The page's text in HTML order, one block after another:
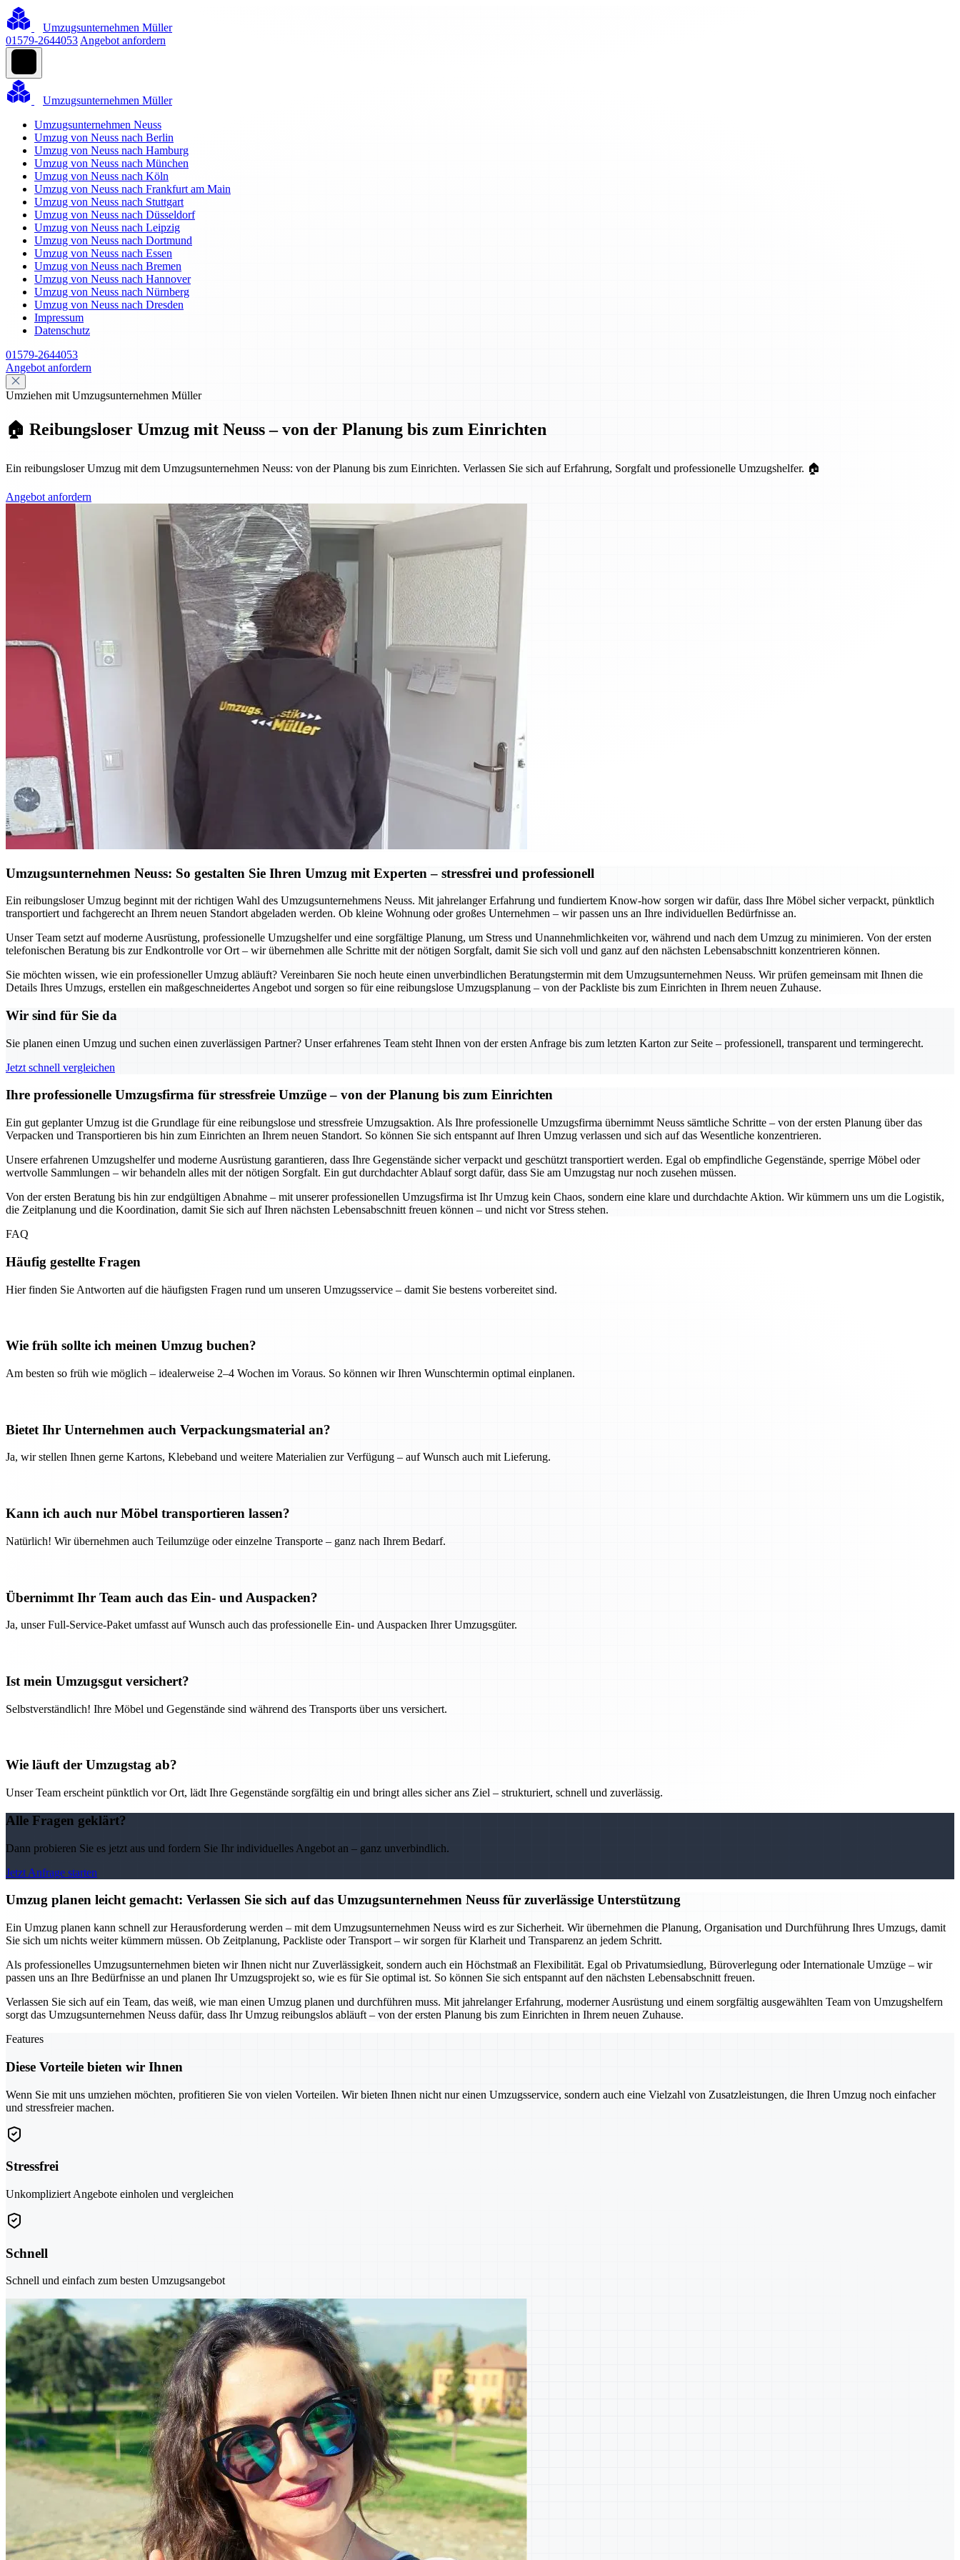
Umzugsunternehmen Müller
01579-2644053 Angebot anfordern
Umzugsunternehmen Müller
Umzugsunternehmen Neuss
Umzug von Neuss nach Berlin
Umzug von Neuss nach Hamburg
Umzug von Neuss nach München
Umzug von Neuss nach Köln
Umzug von Neuss nach Frankfurt am Main
Umzug von Neuss nach Stuttgart
Umzug von Neuss nach Düsseldorf
Umzug von Neuss nach Leipzig
Umzug von Neuss nach Dortmund
Umzug von Neuss nach Essen
Umzug von Neuss nach Bremen
Umzug von Neuss nach Hannover
Umzug von Neuss nach Nürnberg
Umzug von Neuss nach Dresden
Impressum
Datenschutz
01579-2644053
Angebot anfordern
Umziehen mit Umzugsunternehmen Müller
🏠 Reibungsloser Umzug mit Neuss – von der Planung bis zum Einrichten
Ein reibungsloser Umzug mit dem Umzugsunternehmen Neuss: von der Planung bis zum Einrichten. Verlassen Sie sich auf Erfahrung, Sorgfalt und professionelle Umzugshelfer. 🏠
Angebot anfordern
Umzugsunternehmen Neuss: So gestalten Sie Ihren Umzug mit Experten – stressfrei und professionell
Ein reibungsloser Umzug beginnt mit der richtigen Wahl des Umzugsunternehmens Neuss. Mit jahrelanger Erfahrung und fundiertem Know-how sorgen wir dafür, dass Ihre Möbel sicher verpackt, pünktlich
transportiert und fachgerecht an Ihrem neuen Standort abgeladen werden. Ob kleine Wohnung oder großes Unternehmen – wir passen uns an Ihre individuellen Bedürfnisse an.
Unser Team setzt auf moderne Ausrüstung, professionelle Umzugshelfer und eine sorgfältige Planung, um Stress und Unannehmlichkeiten vor, während und nach dem Umzug zu minimieren. Von der ersten
telefonischen Beratung bis zur Endkontrolle vor Ort – wir übernehmen alle Schritte mit der nötigen Sorgfalt, damit Sie sich voll und ganz auf den nächsten Lebensabschnitt konzentrieren können.
Sie möchten wissen, wie ein professioneller Umzug abläuft? Vereinbaren Sie noch heute einen unverbindlichen Beratungstermin mit dem Umzugsunternehmen Neuss. Wir prüfen gemeinsam mit Ihnen die
Details Ihres Umzugs, erstellen ein maßgeschneidertes Angebot und sorgen so für eine reibungslose Umzugsplanung – von der Packliste bis zum Einrichten in Ihrem neuen Zuhause.
Wir sind für Sie da
Sie planen einen Umzug und suchen einen zuverlässigen Partner? Unser erfahrenes Team steht Ihnen von der ersten Anfrage bis zum letzten Karton zur Seite – professionell, transparent und termingerecht.
Jetzt schnell vergleichen
Ihre professionelle Umzugsfirma für stressfreie Umzüge – von der Planung bis zum Einrichten
Ein gut geplanter Umzug ist die Grundlage für eine reibungslose und stressfreie Umzugsaktion. Als Ihre professionelle Umzugsfirma übernimmt Neuss sämtliche Schritte – von der ersten Planung über das
Verpacken und Transportieren bis hin zum Einrichten an Ihrem neuen Standort. So können Sie sich entspannt auf Ihren Umzug verlassen und sich auf das Wesentliche konzentrieren.
Unsere erfahrenen Umzugshelfer und moderne Ausrüstung garantieren, dass Ihre Gegenstände sicher verpackt und geschützt transportiert werden. Egal ob empfindliche Gegenstände, sperrige Möbel oder
wertvolle Sammlungen – wir behandeln alles mit der nötigen Sorgfalt. Ein gut durchdachter Ablauf sorgt dafür, dass Sie am Umzugstag nur noch zusehen müssen.
Von der ersten Beratung bis hin zur endgültigen Abnahme – mit unserer professionellen Umzugsfirma ist Ihr Umzug kein Chaos, sondern eine klare und durchdachte Aktion. Wir kümmern uns um die Logistik,
die Zeitplanung und die Koordination, damit Sie sich auf Ihren nächsten Lebensabschnitt freuen können – und nicht vor Stress stehen.
FAQ
Häufig gestellte Fragen
Hier finden Sie Antworten auf die häufigsten Fragen rund um unseren Umzugsservice – damit Sie bestens vorbereitet sind.
Wie früh sollte ich meinen Umzug buchen?
Am besten so früh wie möglich – idealerweise 2–4 Wochen im Voraus. So können wir Ihren Wunschtermin optimal einplanen.
Bietet Ihr Unternehmen auch Verpackungsmaterial an?
Ja, wir stellen Ihnen gerne Kartons, Klebeband und weitere Materialien zur Verfügung – auf Wunsch auch mit Lieferung.
Kann ich auch nur Möbel transportieren lassen?
Natürlich! Wir übernehmen auch Teilumzüge oder einzelne Transporte – ganz nach Ihrem Bedarf.
Übernimmt Ihr Team auch das Ein- und Auspacken?
Ja, unser Full-Service-Paket umfasst auf Wunsch auch das professionelle Ein- und Auspacken Ihrer Umzugsgüter.
Ist mein Umzugsgut versichert?
Selbstverständlich! Ihre Möbel und Gegenstände sind während des Transports über uns versichert.
Wie läuft der Umzugstag ab?
Unser Team erscheint pünktlich vor Ort, lädt Ihre Gegenstände sorgfältig ein und bringt alles sicher ans Ziel – strukturiert, schnell und zuverlässig.
Alle Fragen geklärt?
Dann probieren Sie es jetzt aus und fordern Sie Ihr individuelles Angebot an – ganz unverbindlich.
Jetzt Anfrage starten
Umzug planen leicht gemacht: Verlassen Sie sich auf das Umzugsunternehmen Neuss für zuverlässige Unterstützung
Ein Umzug planen kann schnell zur Herausforderung werden – mit dem Umzugsunternehmen Neuss wird es zur Sicherheit. Wir übernehmen die Planung, Organisation und Durchführung Ihres Umzugs, damit
Sie sich um nichts weiter kümmern müssen. Ob Zeitplanung, Packliste oder Transport – wir sorgen für Klarheit und Transparenz an jedem Schritt.
Als professionelles Umzugsunternehmen bieten wir Ihnen nicht nur Zuverlässigkeit, sondern auch ein Höchstmaß an Flexibilität. Egal ob Privatumsiedlung, Büroverlegung oder Internationale Umzüge – wir
passen uns an Ihre Bedürfnisse an und planen Ihr Umzugsprojekt so, wie es für Sie optimal ist. So können Sie sich entspannt auf den nächsten Lebensabschnitt freuen.
Verlassen Sie sich auf ein Team, das weiß, wie man einen Umzug planen und durchführen muss. Mit jahrelanger Erfahrung, moderner Ausrüstung und einem sorgfältig ausgewählten Team von Umzugshelfern
sorgt das Umzugsunternehmen Neuss dafür, dass Ihr Umzug reibungslos abläuft – von der ersten Planung bis zum Einrichten in Ihrem neuen Zuhause.
Features
Diese Vorteile bieten wir Ihnen
Wenn Sie mit uns umziehen möchten, profitieren Sie von vielen Vorteilen. Wir bieten Ihnen nicht nur einen Umzugsservice, sondern auch eine Vielzahl von Zusatzleistungen, die Ihren Umzug noch einfacher
und stressfreier machen.
Stressfrei
Unkompliziert Angebote einholen und vergleichen
Schnell
Schnell und einfach zum besten Umzugsangebot